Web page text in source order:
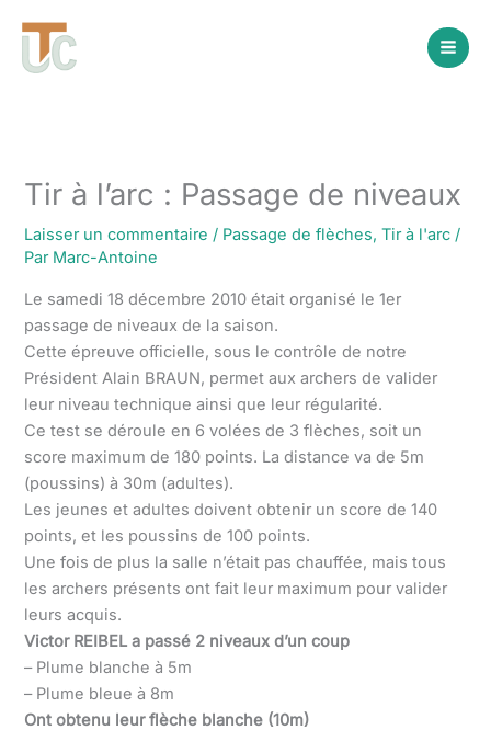
contenu
Tir à l’arc : Passage de niveaux
Laisser un commentaire / Passage de flèches,Tir à l'arc /
Par Marc-Antoine
Le samedi 18 décembre 2010 était organisé le 1er
passage de niveaux de la saison.
Cette épreuve officielle, sous le contrôle de notre
Président Alain BRAUN, permet aux archers de valider
leur niveau technique ainsi que leur régularité.
Ce test se déroule en 6 volées de 3 flèches, soit un
score maximum de 180 points. La distance va de 5m
(poussins) à 30m (adultes).
Les jeunes et adultes doivent obtenir un score de 140
points, et les poussins de 100 points.
Une fois de plus la salle n’était pas chauffée, mais tous
les archers présents ont fait leur maximum pour valider
leurs acquis.
Victor REIBEL a passé 2 niveaux d’un coup
– Plume blanche à 5m
– Plume bleue à 8m
Ont obtenu leur flèche blanche (10m)